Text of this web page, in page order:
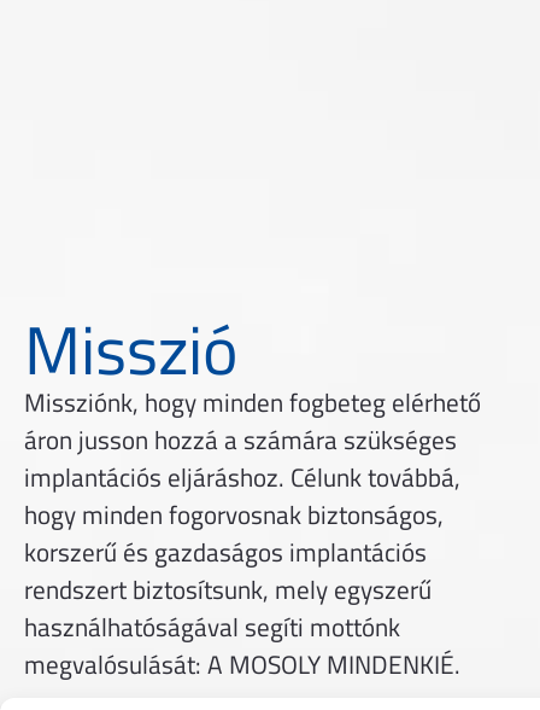
Misszió
Missziónk, hogy minden fogbeteg elérhető
áron jusson hozzá a számára szükséges
implantációs eljáráshoz. Célunk továbbá,
hogy minden fogorvosnak biztonságos,
korszerű és gazdaságos implantációs
rendszert biztosítsunk, mely egyszerű
használhatóságával segíti mottónk
megvalósulását: A MOSOLY MINDENKIÉ.